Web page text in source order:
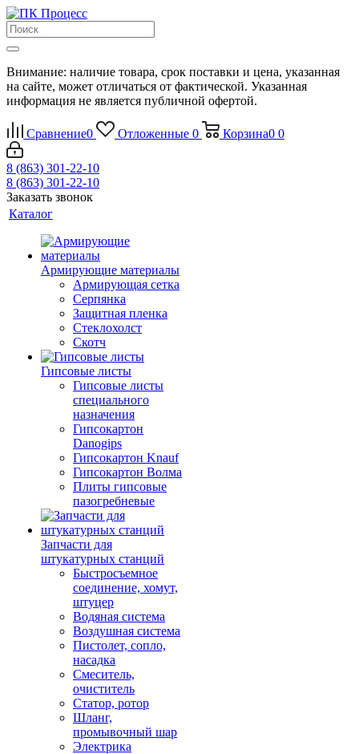
Внимание: наличие товара, срок поставки и цена, указанная
на сайте, может отличаться от фактической. Указанная
информация не является публичной офертой.
Сравнение0 Отложенные 0 Корзина0 0
8 (863) 301-22-10
8 (863) 301-22-10
Заказать звонок
Каталог
Армирующие материалы
Армирующая сетка
Серпянка
Защитная пленка
Стеклохолст
Скотч
Гипсовые листы
Гипсовые листы
специального
назначения
Гипсокартон
Danogips
Гипсокартон Knauf
Гипсокартон Волма
Плиты гипсовые
пазогребневые
Запчасти для
штукатурных станций
Быстросъемное
соединение, хомут,
штуцер
Водяная система
Воздушная система
Пистолет, сопло,
насадка
Смеситель,
очиститель
Статор, ротор
Шланг,
промывочный шар
Электрика